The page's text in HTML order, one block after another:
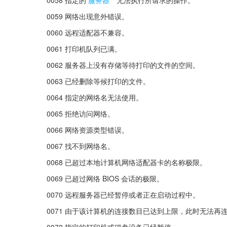
0059 网络出现意外错误。
0060 远程适配器不兼容。
0061 打印机队列已满。
0062 服务器上没有存储等待打印的文件的空间。
0063 已经删除等候打印的文件。
0064 指定的网络名无法使用。
0065 拒绝访问网络。
0066 网络资源类型错误。
0067 找不到网络名。
0068 已超过本地计算机网络适配器卡的名称极限。
0069 已超过网络 BIOS 会话的极限。
0070 远程服务器已经暂停或者正在启动过程中。
0071 由于该计算机的连接数目已达到上限，此时无法再